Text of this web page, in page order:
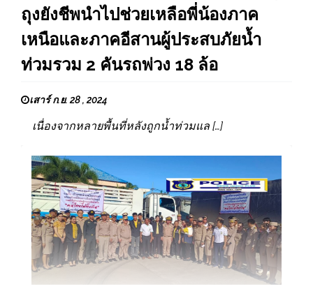
ถุงยังชีพนำไปช่วยเหลือพี่น้องภาค
เหนือและภาคอีสานผู้ประสบภัยน้ำ
ท่วมรวม 2 คันรถพ่วง 18 ล้อ
เสาร์ ก.ย. 28 , 2024
เนื่องจากหลายพื้นที่หลังถูกน้ำท่วมแล […]